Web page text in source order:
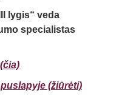
lygis“ veda
specialistas
(žiūrėti)